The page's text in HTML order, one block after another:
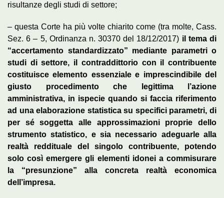
risultanze degli studi di settore;
– questa Corte ha più volte chiarito come (tra molte, Cass.
Sez. 6 – 5, Ordinanza n. 30370 del 18/12/2017) il tema di
“accertamento standardizzato” mediante parametri o
studi di settore, il contraddittorio con il contribuente
costituisce elemento essenziale e imprescindibile del
giusto procedimento che legittima l’azione
amministrativa, in ispecie quando si faccia riferimento
ad una elaborazione statistica su specifici parametri, di
per sé soggetta alle approssimazioni proprie dello
strumento statistico, e sia necessario adeguarle alla
realtà reddituale del singolo contribuente, potendo
solo così emergere gli elementi idonei a commisurare
la “presunzione” alla concreta realtà economica
dell’impresa.